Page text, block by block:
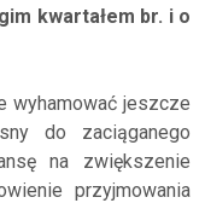
kwartałem br. i o
wyhamować jeszcze
do zaciąganego
na zwiększenie
przyjmowania